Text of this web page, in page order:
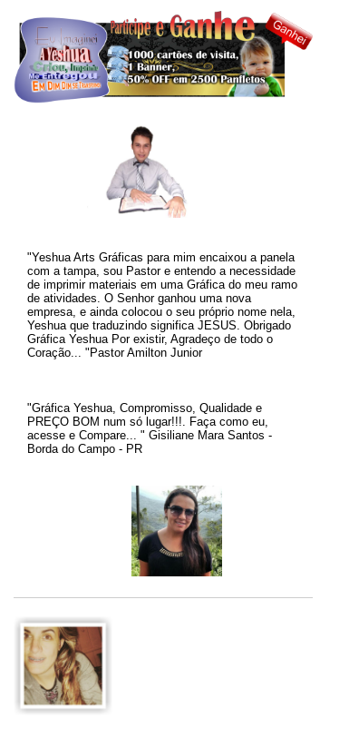
"Yeshua Arts Gráficas para mim encaixou a panela
com a tampa, sou Pastor e entendo a necessidade
de imprimir materiais em uma Gráfica do meu ramo
de atividades. O Senhor ganhou uma nova
empresa, e ainda colocou o seu próprio nome nela,
Yeshua que traduzindo significa JESUS. Obrigado
Gráfica Yeshua Por existir, Agradeço de todo o
Coração... "Pastor Amilton Junior
"Gráfica Yeshua, Compromisso, Qualidade e
PREÇO BOM num só lugar!!!. Faça como eu,
acesse e Compare... " Gisiliane Mara Santos -
Borda do Campo - PR